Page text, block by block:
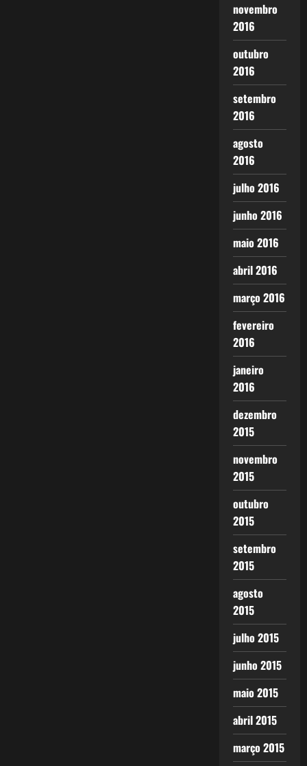
novembro
2016
outubro
2016
setembro
2016
agosto
2016
julho 2016
junho 2016
maio 2016
abril 2016
março 2016
fevereiro
2016
janeiro
2016
dezembro
2015
novembro
2015
outubro
2015
setembro
2015
agosto
2015
julho 2015
junho 2015
maio 2015
abril 2015
março 2015